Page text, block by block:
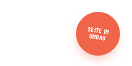
SEITE IM
UMBAU